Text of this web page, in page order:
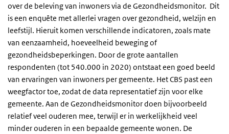
over de beleving van inwoners via de Gezondheidsmonitor. Dit
is een enquête met allerlei vragen over gezondheid, welzijn en
leefstijl. Hieruit komen verschillende indicatoren, zoals mate
van eenzaamheid, hoeveelheid beweging of
gezondheidsbeperkingen. Door de grote aantallen
respondenten (tot 540.000 in 2020) ontstaat een goed beeld
van ervaringen van inwoners per gemeente. Het CBS past een
weegfactor toe, zodat de data representatief zijn voor elke
gemeente. Aan de Gezondheidsmonitor doen bijvoorbeeld
relatief veel ouderen mee, terwijl er in werkelijkheid veel
minder ouderen in een bepaalde gemeente wonen. De